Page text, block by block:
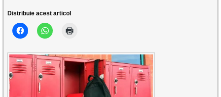
Distribuie acest articol